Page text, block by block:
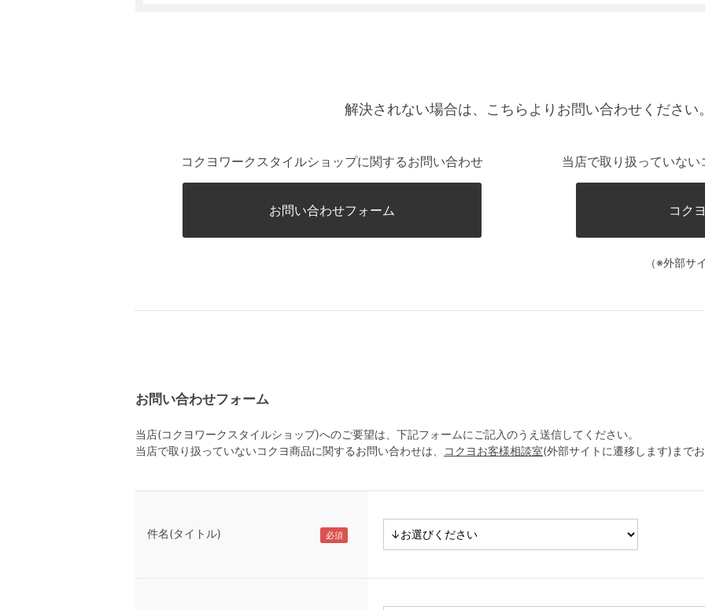
解決されない場合は、こちらよりお問い合わせください。
コクヨワークスタイルショップに関するお問い合わせ
お問い合わせフォーム
当店で取り扱っていな
コク
（※外部サ
お問い合わせフォーム
当店(コクヨワークスタイルショップ)へのご要望は、下記フォームにご記入のうえ送信してください。
当店で取り扱っていないコクヨ商品に関するお問い合わせは、
コクヨお客様相談室(外部サイトに遷移します)まで
件名(タイトル)